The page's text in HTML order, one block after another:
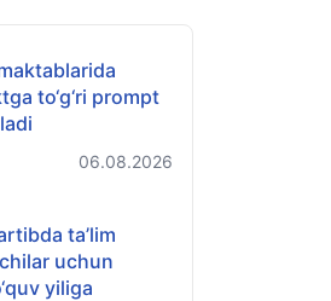
to‘g‘ri prompt
06.08.2026
ta’lim
uchun
yiliga